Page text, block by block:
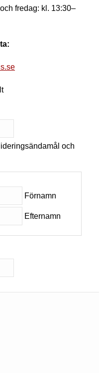
fredag: kl. 13:30–
och
Förnamn
Efternamn